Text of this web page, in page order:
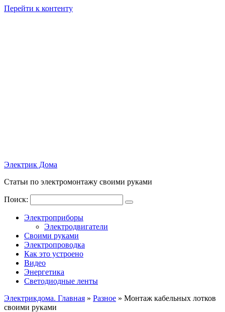
Перейти к контенту
Электрик Дома
Статьи по электромонтажу своими руками
Поиск:
Электроприборы
Электродвигатели
Своими руками
Электропроводка
Как это устроено
Видео
Энергетика
Светодиодные ленты
Электрикдома. Главная » Разное » Монтаж кабельных лотков
своими руками